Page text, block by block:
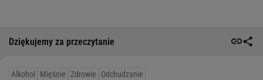
Dziękujemy za przeczytanie
Alkohol Mięśnie Zdrowie Odchudzanie